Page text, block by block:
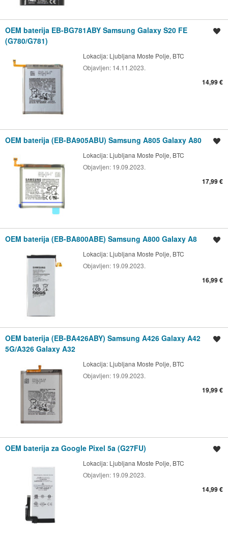
OEM baterija EB-BG781ABY Samsung Galaxy S20 FE
(G780/G781)
Lokacija: Ljubljana Moste Polje, BTC
Objavljen: 14.11.2023.
14,99 €
OEM baterija (EB-BA905ABU) Samsung A805 Galaxy A80
Lokacija: Ljubljana Moste Polje, BTC
Objavljen: 19.09.2023.
17,99 €
OEM baterija (EB-BA800ABE) Samsung A800 Galaxy A8
Lokacija: Ljubljana Moste Polje, BTC
Objavljen: 19.09.2023.
16,99 €
OEM baterija (EB-BA426ABY) Samsung A426 Galaxy A42
5G/A326 Galaxy A32
Lokacija: Ljubljana Moste Polje, BTC
Objavljen: 19.09.2023.
19,99 €
OEM baterija za Google Pixel 5a (G27FU)
Lokacija: Ljubljana Moste Polje, BTC
Objavljen: 19.09.2023.
14,99 €